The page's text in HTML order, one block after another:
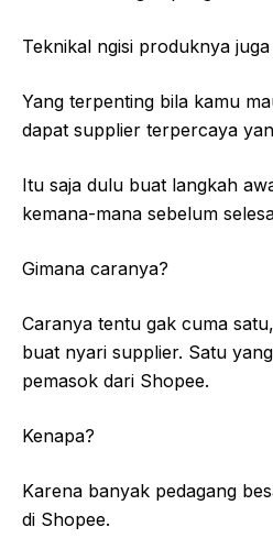
Teknikal ngisi produknya juga
Yang terpenting bila kamu
dapat supplier terpercaya
Itu saja dulu buat langkah
kemana-mana sebelum
Gimana caranya?
Caranya tentu gak cuma
buat nyari supplier. Satu
pemasok dari Shopee.
Kenapa?
Karena banyak pedagang
di Shopee.